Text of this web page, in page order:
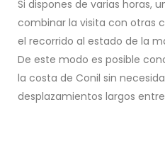
Si dispones de varias horas,
combinar la visita con otras
el recorrido al estado de la
De este modo es posible
la costa de Conil sin
desplazamientos largos